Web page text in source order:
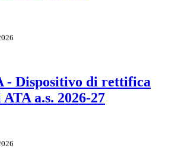
- Dispositivo di rettifica
a.s. 2026-27